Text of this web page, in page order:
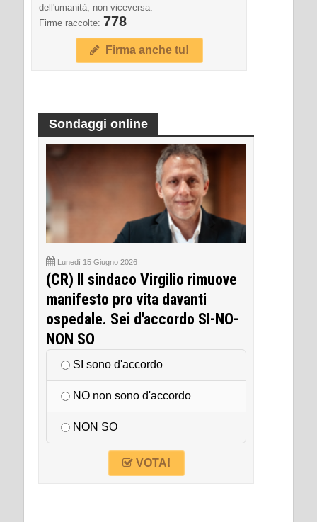
dell'umanità, non viceversa.
Firme raccolte: 778
Firma anche tu!
Sondaggi online
Lunedì 15 Giugno 2026
(CR) Il sindaco Virgilio rimuove
manifesto pro vita davanti
ospedale. Sei d'accordo SI-NO-
NON SO
SI sono d'accordo
NO non sono d'accordo
NON SO
VOTA!